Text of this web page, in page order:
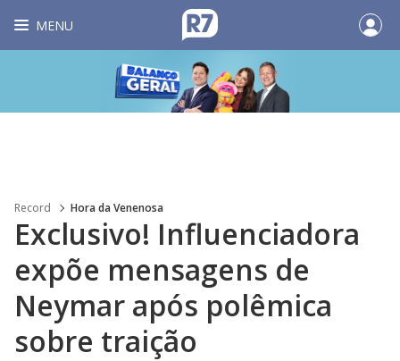
MENU
Record Hora da Venenosa
Exclusivo! Influenciadora
expõe mensagens de
Neymar após polêmica
sobre traição